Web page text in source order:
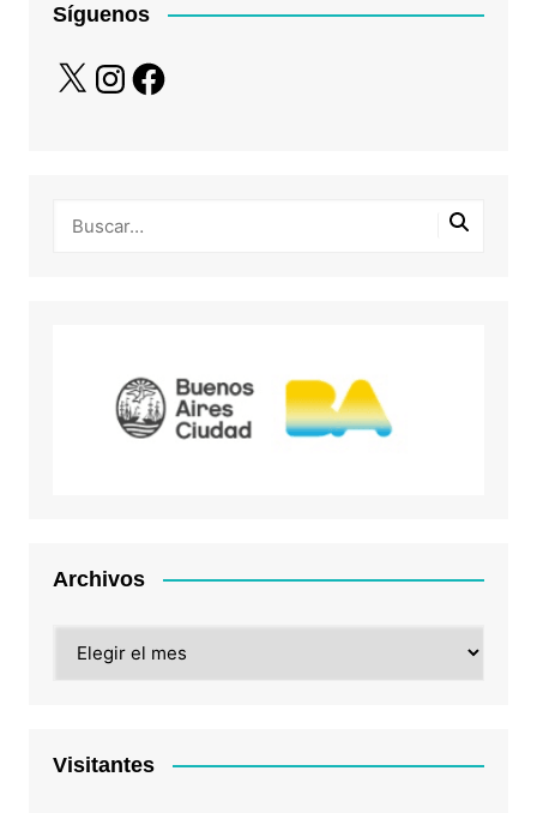
Síguenos
X InstagramFacebook
Archivos
Visitantes